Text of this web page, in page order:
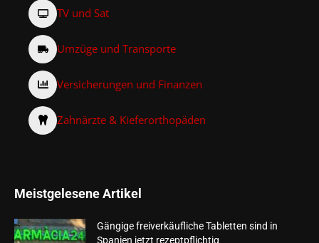
TV und Sat
Umzüge und Transporte
Versicherungen und Finanzen
Zahnärzte & Kieferorthopäden
Meistgelesene Artikel
Gängige freiverkäufliche Tabletten sind in
Spanien jetzt rezeptpflichtig